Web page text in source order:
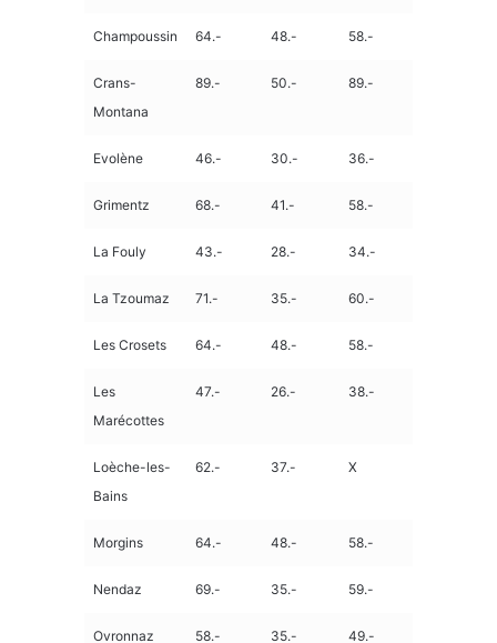
Champoussin 64.- 48.- 58.-
Crans-
Montana
89.- 50.- 89.-
Evolène 46.- 30.- 36.-
Grimentz 68.- 41.- 58.-
La Fouly 43.- 28.- 34.-
La Tzoumaz 71.- 35.- 60.-
Les Crosets 64.- 48.- 58.-
Les
Marécottes
47.- 26.- 38.-
Loèche-les-
Bains
62.- 37.- X
Morgins 64.- 48.- 58.-
Nendaz 69.- 35.- 59.-
Ovronnaz 58.- 35.- 49.-